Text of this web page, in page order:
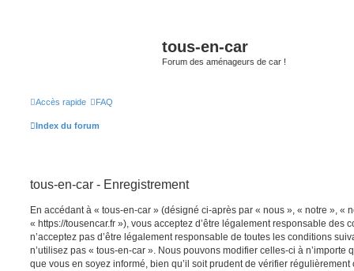
tous-en-car
Forum des aménageurs de car !
Accès rapide FAQ
Index du forum
tous-en-car - Enregistrement
En accédant à « tous-en-car » (désigné ci-après par « nous », « notre », «
« https://tousencar.fr »), vous acceptez d’être légalement responsable des
n’acceptez pas d’être légalement responsable de toutes les conditions
n’utilisez pas « tous-en-car ». Nous pouvons modifier celles-ci à n’importe
que vous en soyez informé, bien qu’il soit prudent de vérifier